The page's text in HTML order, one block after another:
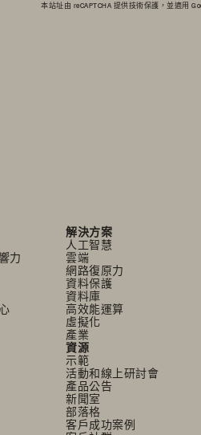
本站址由 reCAPTCHA 提供技術保護，並適用
力
解決方案
人工智慧
雲端
網路復原力
資料保護
資料庫
高效能運算
虛擬化
產業
資源
示範
活動和線上研討會
產品公告
新聞室
部落格
客戶成功案例